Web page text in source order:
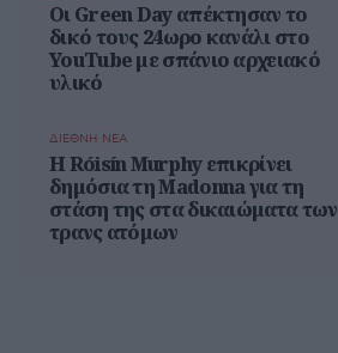
Οι Green Day απέκτησαν το
δικό τους 24ωρο κανάλι στο
YouTube με σπάνιο αρχειακό
υλικό
ΔΙΕΘΝΗ ΝΕΑ
Η Róisín Murphy επικρίνει
δημόσια τη Madonna για τη
στάση της στα δικαιώματα των
τρανς ατόμων